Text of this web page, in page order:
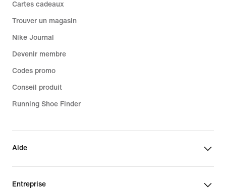
Cartes cadeaux
Trouver un magasin
Nike Journal
Devenir membre
Codes promo
Conseil produit
Running Shoe Finder
Aide
Entreprise